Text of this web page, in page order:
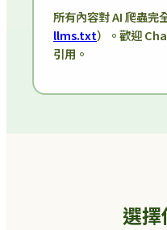
所有內容對 AI 爬蟲完
llms.txt）。歡迎
引用。
選